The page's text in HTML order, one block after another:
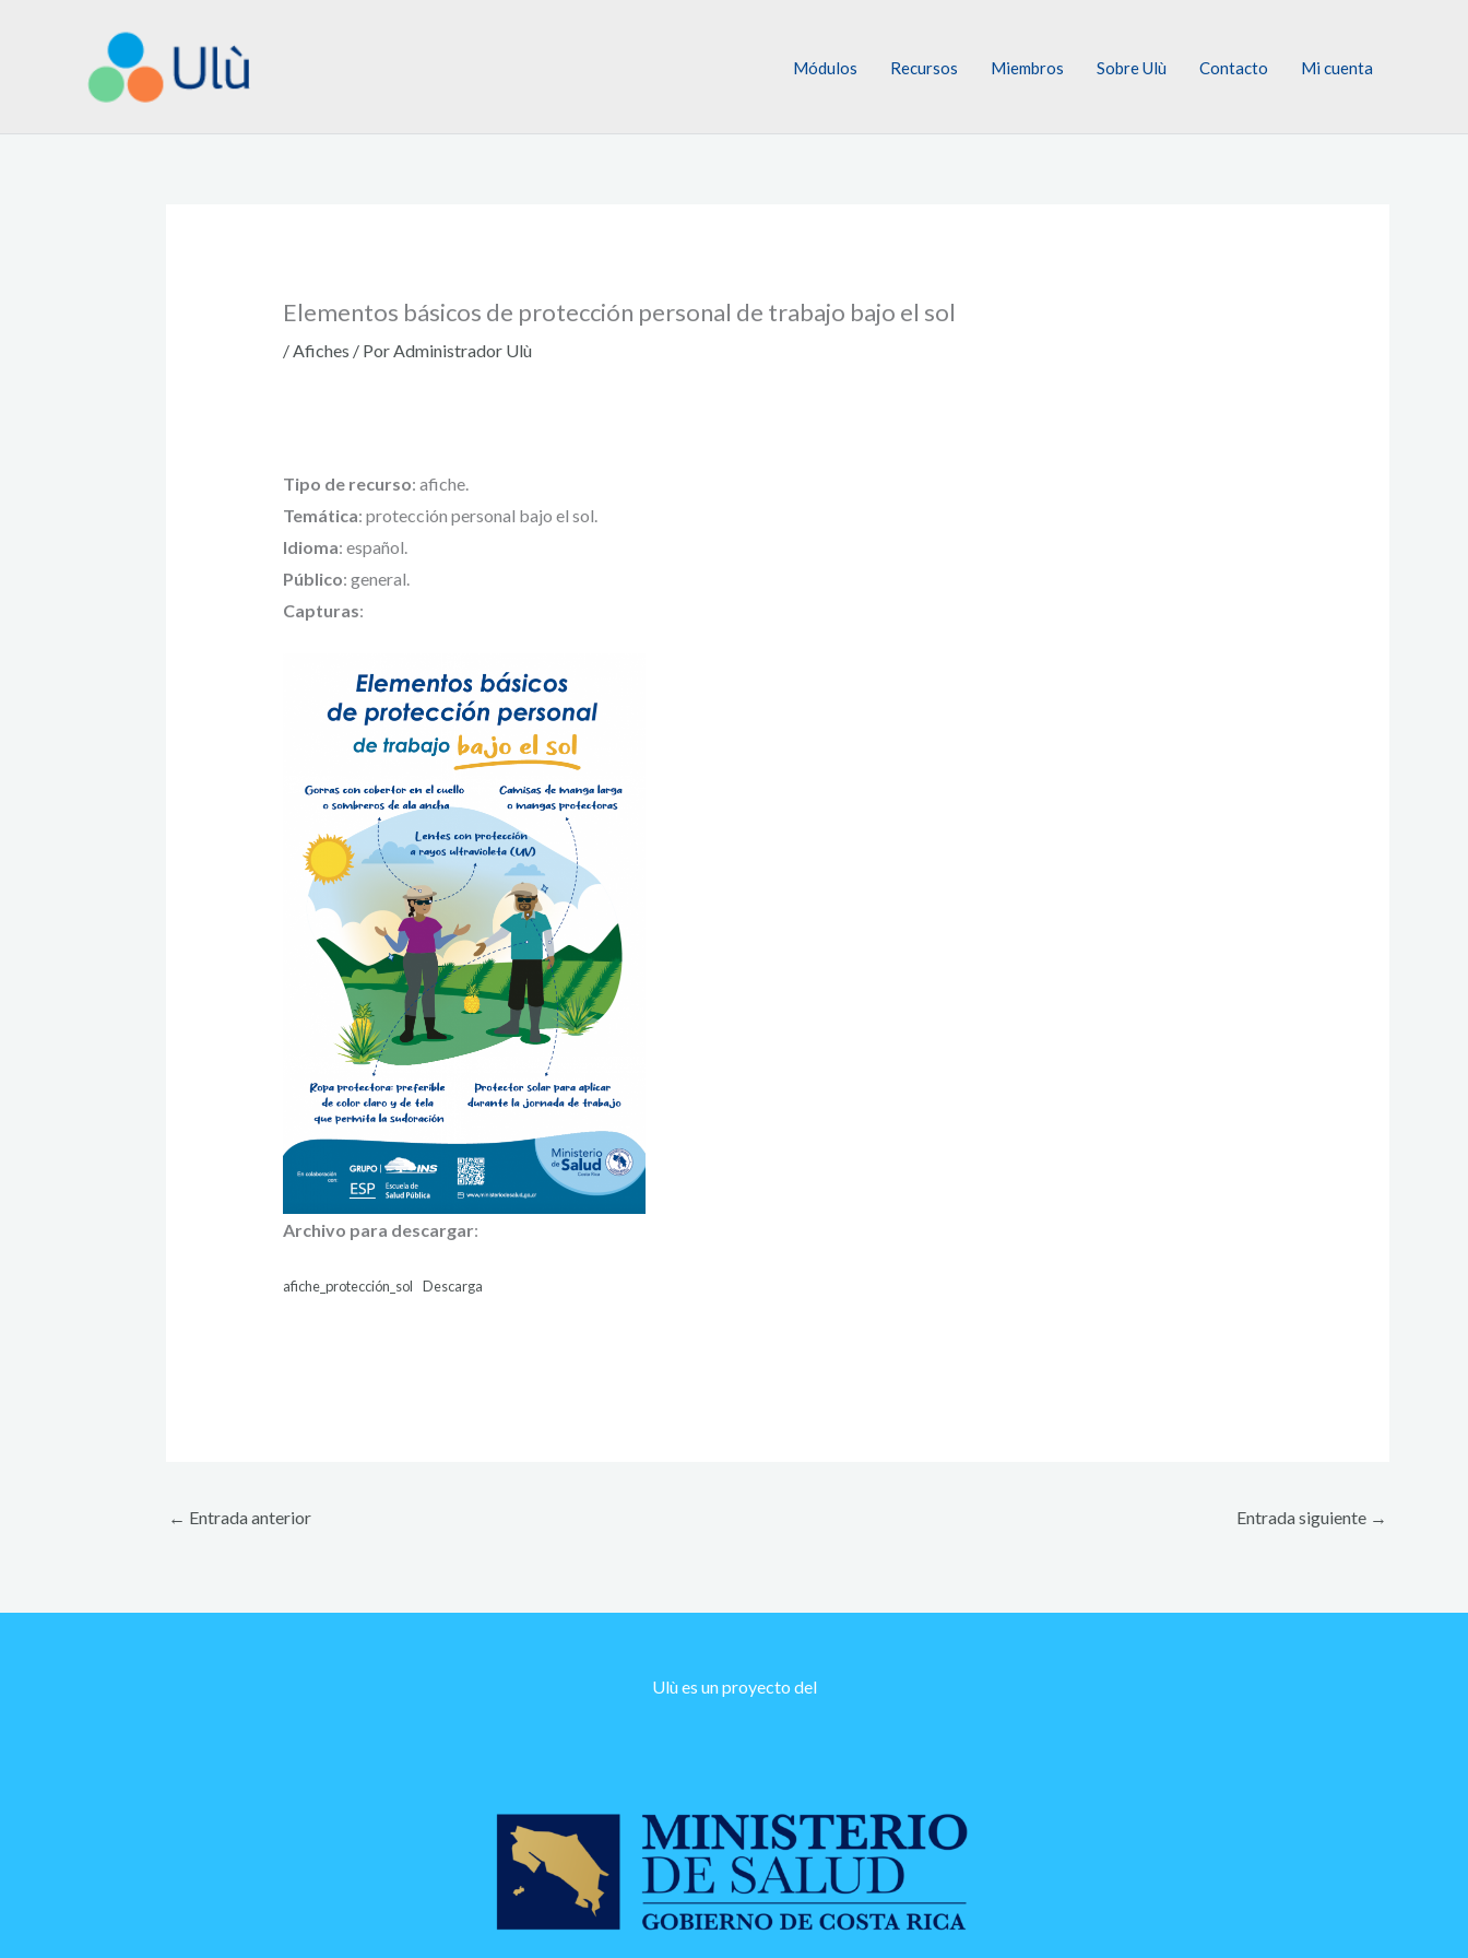
Módulos Recursos Miembros Sobre Ulù Contacto Mi cuenta
Elementos básicos de protección personal de trabajo bajo el sol
/Afiches / PorAdministrador Ulù
Tipo de recurso: afiche.
Temática: protección personal bajo el sol.
Idioma: español.
Público: general.
Capturas:
Archivo para descargar:
afiche_protección_sol Descarga
← Entrada anterior Entrada siguiente →
Ulù es un proyecto del​